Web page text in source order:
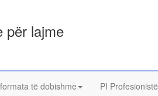
për lajme
të dobishme PI Profesionistë